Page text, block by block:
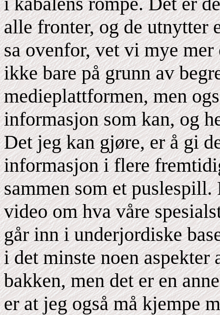
alle fronter, og de utnytter
sa ovenfor, vet vi mye mer
ikke bare på grunn av
medieplattformen, men
informasjon som kan, og
Det jeg kan gjøre, er å gi
informasjon i flere
sammen som et
video om hva våre
går inn i underjordiske
i det minste noen
bakken, men det er en
er at jeg også må kjempe